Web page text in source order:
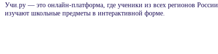
Учи.ру — это онлайн-платформа, где ученики из всех регионов России
изучают школьные предметы в интерактивной форме.